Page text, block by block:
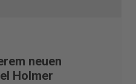
neuen
Holmer